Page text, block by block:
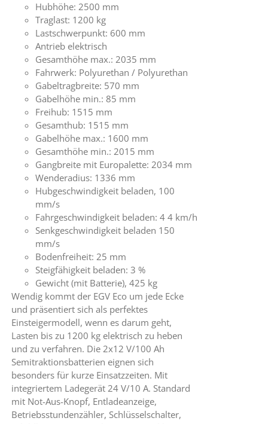
Hubhöhe: 2500 mm
Traglast: 1200 kg
Lastschwerpunkt: 600 mm
Antrieb elektrisch
Gesamthöhe max.: 2035 mm
Fahrwerk: Polyurethan / Polyurethan
Gabeltragbreite: 570 mm
Gabelhöhe min.: 85 mm
Freihub: 1515 mm
Gesamthub: 1515 mm
Gabelhöhe max.: 1600 mm
Gesamthöhe min.: 2015 mm
Gangbreite mit Europalette: 2034 mm
Wenderadius: 1336 mm
Hubgeschwindigkeit beladen, 100
mm/s
Fahrgeschwindigkeit beladen: 4 4 km/h
Senkgeschwindigkeit beladen 150
mm/s
Bodenfreiheit: 25 mm
Steigfähigkeit beladen: 3 %
Gewicht (mit Batterie), 425 kg
Wendig kommt der EGV Eco um jede Ecke
und präsentiert sich als perfektes
Einsteigermodell, wenn es darum geht,
Lasten bis zu 1200 kg elektrisch zu heben
und zu verfahren. Die 2x12 V/100 Ah
Semitraktionsbatterien eignen sich
besonders für kurze Einsatzzeiten. Mit
integriertem Ladegerät 24 V/10 A. Standard
mit Not-Aus-Knopf, Entladeanzeige,
Betriebsstundenzähler, Schlüsselschalter,